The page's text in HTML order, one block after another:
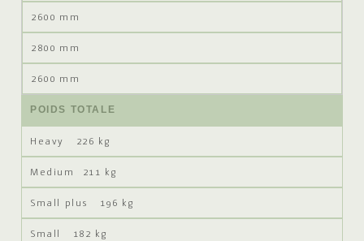
2600 mm
2800 mm
2600 mm
POIDS TOTALE
226 kg
211 kg
196 kg
182 kg